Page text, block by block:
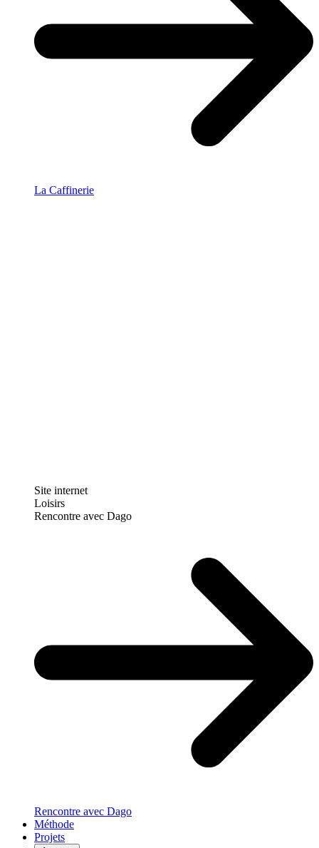
La Caffinerie
Site internet
Loisirs
Rencontre avec Dago
Rencontre avec Dago
Méthode
Projets